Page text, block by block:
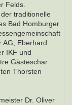
Felds.
traditionelle
Bad Homburger
AG, Eberhard
IKF und
Gästeschar:
Thorsten
Dr. Oliver